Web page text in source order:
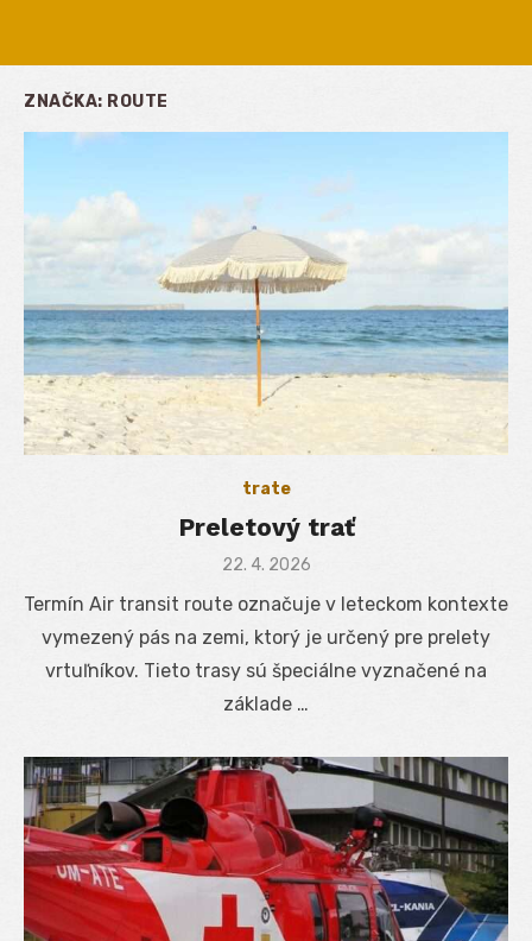
ZNAČKA: ROUTE
trate
Preletový trať
Posted
22. 4. 2026
Termín Air transit route označuje v leteckom kontexte
vymezený pás na zemi, ktorý je určený pre prelety
vrtuľníkov. Tieto trasy sú špeciálne vyznačené na
základe …